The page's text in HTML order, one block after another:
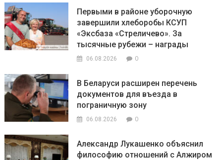
Первыми в районе уборочную
завершили хлеборобы КСУП
«Эксбаза «Стреличево». За
тысячные рубежи – награды
06.08.2026 0
В Беларуси расширен перечень
документов для въезда в
пограничную зону
06.08.2026 0
Александр Лукашенко объяснил
философию отношений с Алжиром